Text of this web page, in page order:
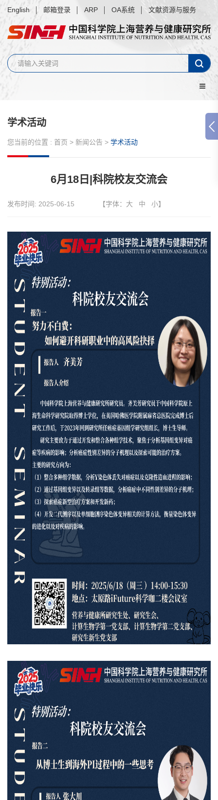
English 邮箱登录 ARP OA系统 文献资源与服务
学术活动
您当前的位置 : 首页 > 新闻公告 > 学术活动
6月18日|科院校友交流会
发布时间: 2025-06-15 【字体： 大 中 小】